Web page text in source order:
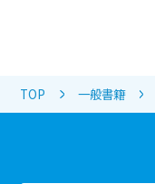
TOP 一般書籍